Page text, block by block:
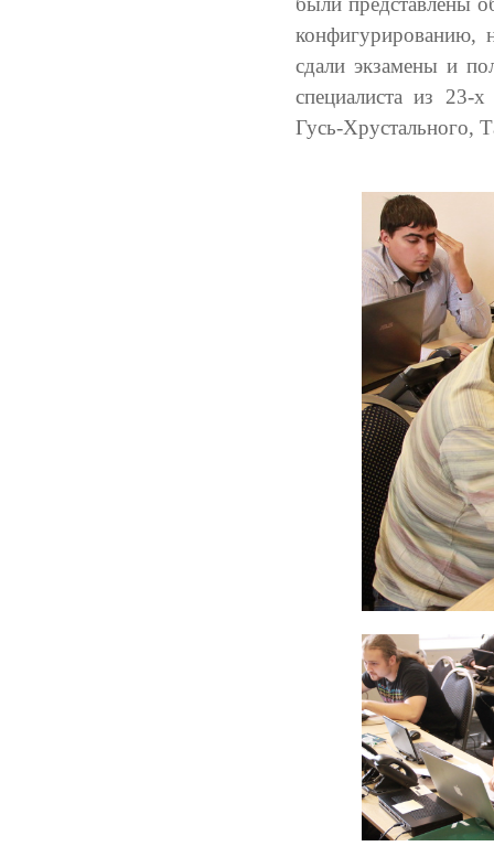
конфигурированию,
сдали экзамены и
специалиста из 23-
Гусь-Хрустального,